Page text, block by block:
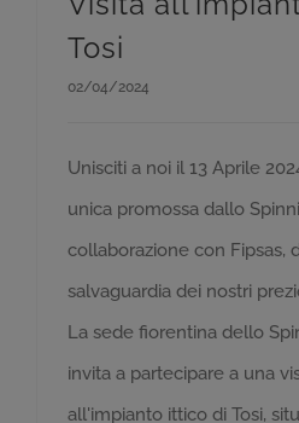
Tosi
02/04/2024
Unisciti a noi il 13 Aprile
unica promossa dallo
collaborazione con Fipsas,
salvaguardia dei nostri
La sede fiorentina dello
invita a partecipare a una
all'impianto ittico di Tosi,